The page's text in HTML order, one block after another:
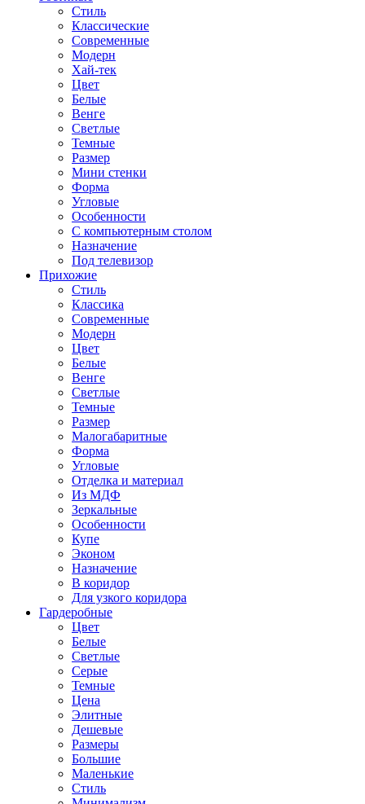
Стиль
Классические
Современные
Модерн
Хай-тек
Цвет
Белые
Венге
Светлые
Темные
Размер
Мини стенки
Форма
Угловые
Особенности
С компьютерным столом
Назначение
Под телевизор
Прихожие
Стиль
Классика
Современные
Модерн
Цвет
Белые
Венге
Светлые
Темные
Размер
Малогабаритные
Форма
Угловые
Отделка и материал
Из МДФ
Зеркальные
Особенности
Купе
Эконом
Назначение
В коридор
Для узкого коридора
Гардеробные
Цвет
Белые
Светлые
Серые
Темные
Цена
Элитные
Дешевые
Размеры
Большие
Маленькие
Стиль